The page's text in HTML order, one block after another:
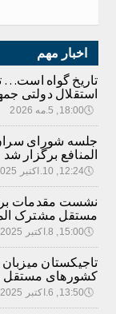
اخبار مهم
استقلال دولتی
🕔18:00, 5.مه 2026
جلسه شورای
المنافع برگزار شد
🕔12:24, 10.اکتبر 2025
نشست مقدمات
مستقل مشترک
🕔15:00, 8.اکتبر 2025
تاجیکستان
کشورهای مستقل
🕔13:50, 6.اکتبر 2025